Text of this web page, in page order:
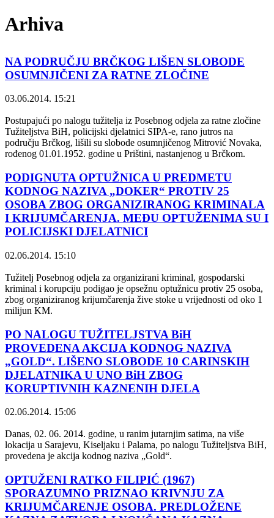
Arhiva
NA PODRUČJU BRČKOG LIŠEN SLOBODE
OSUMNJIČENI ZA RATNE ZLOČINE
03.06.2014. 15:21
Postupajući po nalogu tužitelja iz Posebnog odjela za ratne zločine
Tužiteljstva BiH, policijski djelatnici SIPA-e, rano jutros na
području Brčkog, lišili su slobode osumnjičenog Mitrović Novaka,
rođenog 01.01.1952. godine u Prištini, nastanjenog u Brčkom.
PODIGNUTA OPTUŽNICA U PREDMETU
KODNOG NAZIVA „DOKER“ PROTIV 25
OSOBA ZBOG ORGANIZIRANOG KRIMINALA
I KRIJUMČARENJA. MEĐU OPTUŽENIMA SU I
POLICIJSKI DJELATNICI
02.06.2014. 15:10
Tužitelj Posebnog odjela za organizirani kriminal, gospodarski
kriminal i korupciju podigao je opsežnu optužnicu protiv 25 osoba,
zbog organiziranog krijumčarenja žive stoke u vrijednosti od oko 1
milijun KM.
PO NALOGU TUŽITELJSTVA BiH
PROVEDENA AKCIJA KODNOG NAZIVA
„GOLD“. LIŠENO SLOBODE 10 CARINSKIH
DJELATNIKA U UNO BiH ZBOG
KORUPTIVNIH KAZNENIH DJELA
02.06.2014. 15:06
Danas, 02. 06. 2014. godine, u ranim jutarnjim satima, na više
lokacija u Sarajevu, Kiseljaku i Palama, po nalogu Tužiteljstva BiH,
provedena je akcija kodnog naziva „Gold“.
OPTUŽENI RATKO FILIPIĆ (1967)
SPORAZUMNO PRIZNAO KRIVNJU ZA
KRIJUMČARENJE OSOBA. PREDLOŽENE